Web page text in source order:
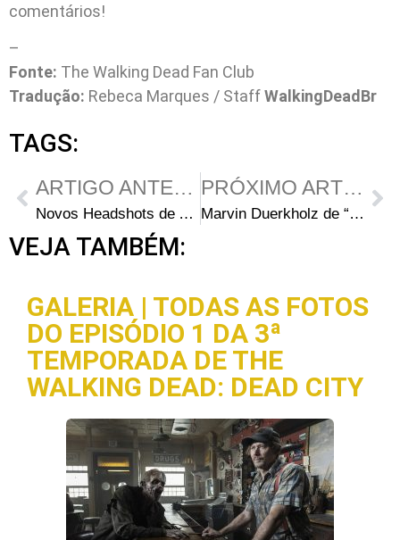
comentários!
–
Fonte: The Walking Dead Fan Club
Tradução: Rebeca Marques / StaffWalkingDeadBr
TAGS:
ARTIGO ANTERIOR
Novos Headshots de Addy Miller
PRÓXIMO ARTIGO
Marvin Duerkholz de “Teen Wolf” Estará na 3ª Temporada
VEJA TAMBÉM:
GALERIA | TODAS AS FOTOS
DO EPISÓDIO 1 DA 3ª
TEMPORADA DE THE
WALKING DEAD: DEAD CITY